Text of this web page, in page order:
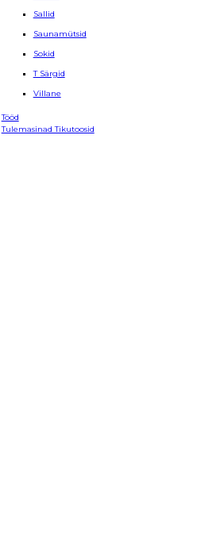
Sallid
Saunamütsid
Sokid
T Särgid
Villane
Tööd
Tulemasinad Tikutoosid